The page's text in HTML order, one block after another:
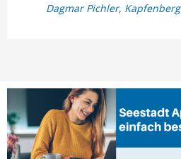
Dagmar Pichler, Kapfenberg